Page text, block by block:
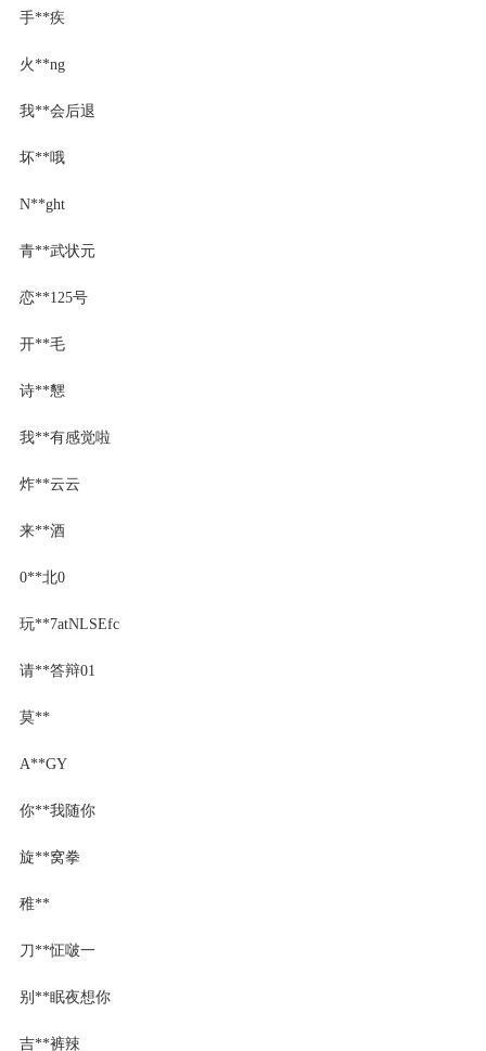
手**疾
火**ng
我**会后退
坏**哦
N**ght
青**武状元
恋**125号
开**毛
诗**㦟
我**有感觉啦
炸**云云
来**酒
0**北0
玩**7atNLSEfc
请**答辩01
莫**
A**GY
你**我随你
旋**窝拳
稚**
刀**怔啵一
别**眠夜想你
吉**裤辣